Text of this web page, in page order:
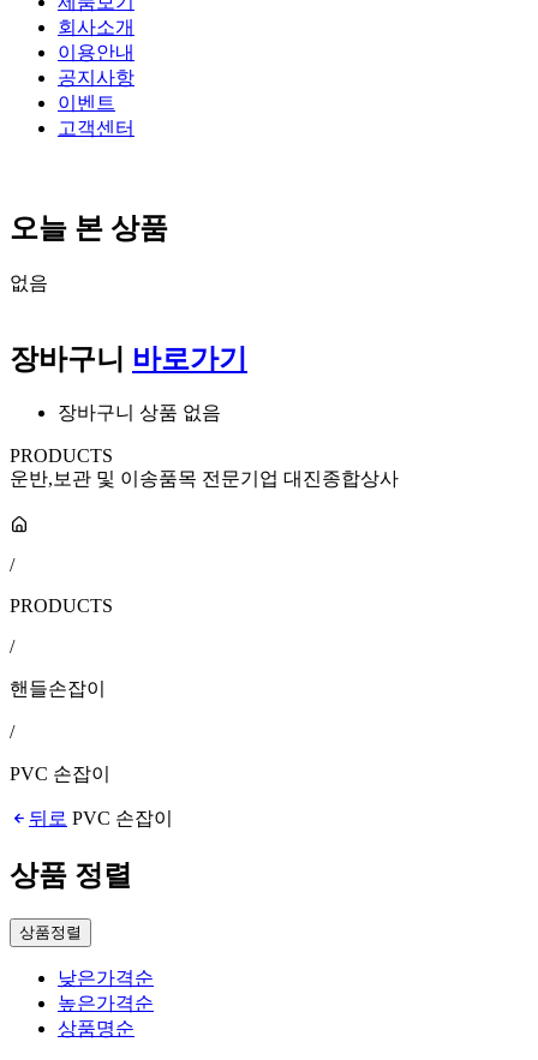
회사소개
이용안내
공지사항
이벤트
고객센터
오늘 본 상품
없음
장바구니 바로가기
장바구니 상품 없음
PRODUCTS
운반,보관 및 이송품목 전문기업 대진종합상사
/
PRODUCTS
/
핸들손잡이
/
PVC 손잡이
뒤로 PVC 손잡이
상품 정렬
상품정렬
낮은가격순
높은가격순
상품명순